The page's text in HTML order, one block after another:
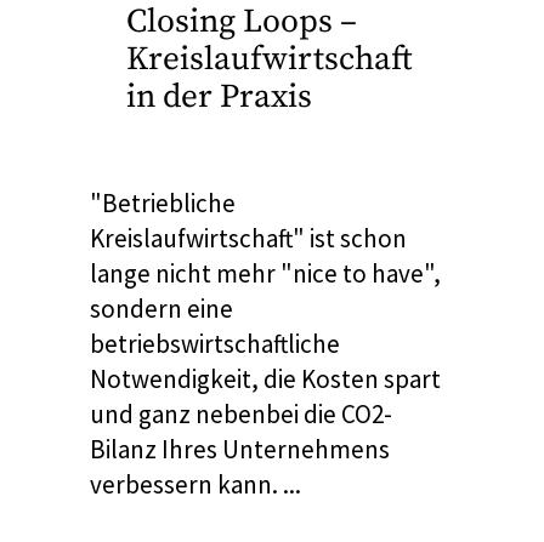
Closing Loops –
Kreislaufwirtschaft
in der Praxis
"Betriebliche
Kreislaufwirtschaft" ist schon
lange nicht mehr "nice to have",
sondern eine
betriebswirtschaftliche
Notwendigkeit, die Kosten spart
und ganz nebenbei die CO2-
Bilanz Ihres Unternehmens
verbessern kann.